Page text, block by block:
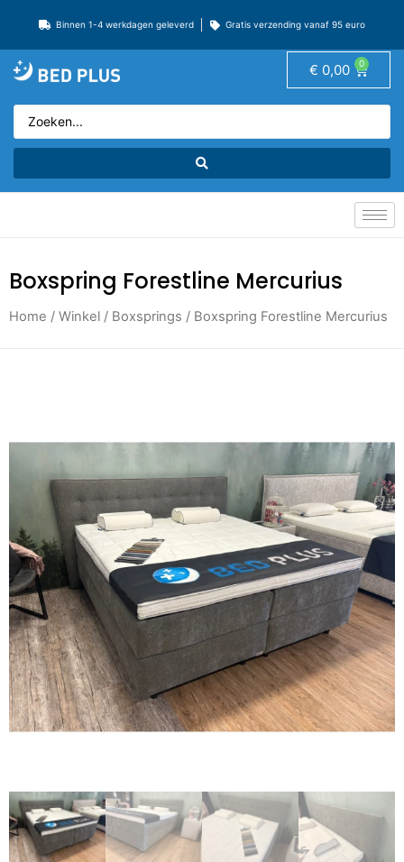
Binnen 1-4 werkdagen geleverd Gratis verzending vanaf 95 euro
€ 0,00 0
Boxspring Forestline Mercurius
Home / Winkel / Boxsprings / Boxspring Forestline Mercurius